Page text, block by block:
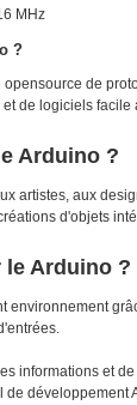
MHz
?
opensource de
de logiciels facile
Arduino ?
artistes, aux
d'objets
Arduino ?
environnement
informations et
de développement